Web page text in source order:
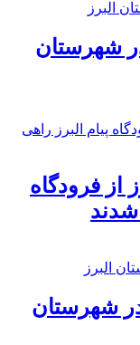
در شهرستان
فرودگاه
شدند
شهرستان